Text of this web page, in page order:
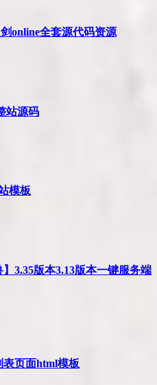
online全套源代码资源
站源码
模板
3.35版本3.13版本一键服务端
页面html模板